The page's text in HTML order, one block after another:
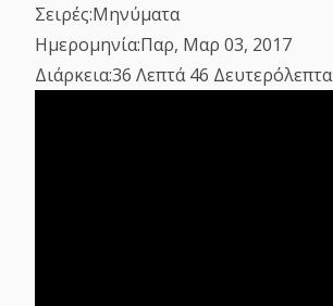
Σειρές:Μηνύματα
Ημερομηνία:Παρ, Μαρ 03, 2017
Διάρκεια:36 Λεπτά 46 Δευτερόλεπτα